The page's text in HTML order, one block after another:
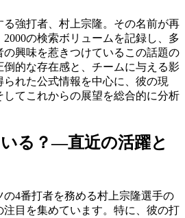
る強打者、村上宗隆。その名前が再
の検索ボリュームを記録し、多
の興味を惹きつけているこの話題の
的な存在感と、チームに与える影
れた公式情報を中心に、彼の現
てこれからの展望を総合的に分析
る？―直近の活躍と
4番打者を務める村上宗隆選手の
目を集めています。特に、彼の打